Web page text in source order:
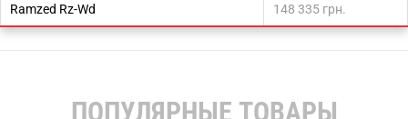
Ramzed Rz-Wd 148 335 грн.
ПОПУЛЯРНЫЕ ТОВАРЫ